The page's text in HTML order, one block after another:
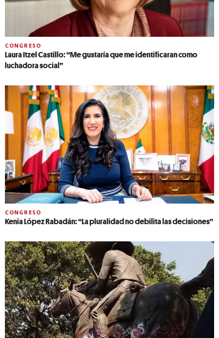
CONGRESO
Laura Itzel Castillo: “Me gustaría que me identificaran como
luchadora social”
CONGRESO
Kenia López Rabadán: “La pluralidad no debilita las decisiones”